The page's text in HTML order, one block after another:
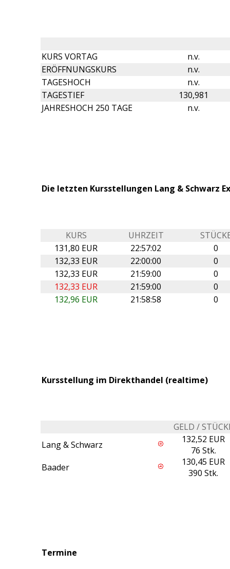
KURS VORTAG
n.v.
ERÖFFNUNGSKURS
n.v.
TAGESHOCH
n.v.
TAGESTIEF
130,981
JAHRESHOCH 250 TAGE
n.v.
Die letzten Kursstellungen Lang & Schwarz
KURS UHRZEIT
131,80 EUR
22:57:02
0
132,33 EUR
22:00:00
0
132,33 EUR
21:59:00
0
132,33 EUR
21:59:00
0
132,96 EUR
21:58:58 0
Kursstellung im Direkthandel (realtime)
GELD /
Lang & Schwarz
132,52 EUR
76 Stk.
Baader
130,45 EUR
390 Stk.
Termine